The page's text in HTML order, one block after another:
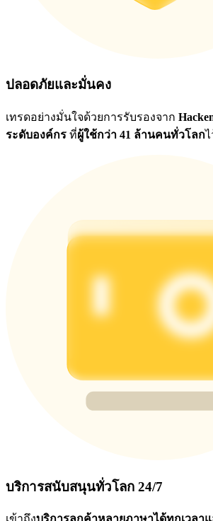
ปลอดภัยและมั่นคง
เทรดอย่างมั่นใจด้วยการรับรองจาก
ระดับองค์กร ที่ผู้ใช้กว่า 41 ล้านคนทั่วโลก
บริการสนับสนุนทั่วโลก 24/7